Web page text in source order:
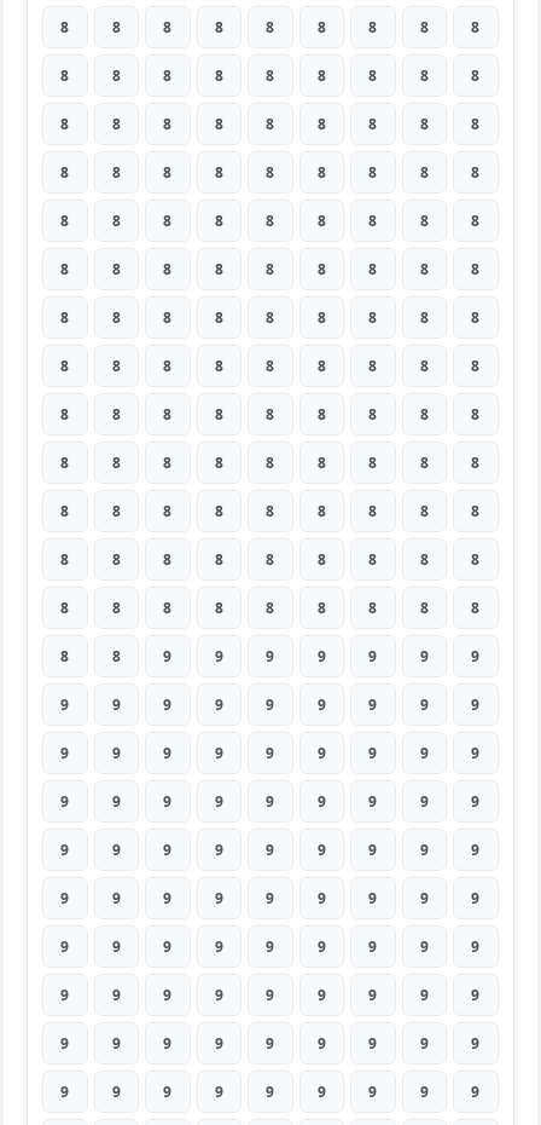
8 8 8 8 8 8 8 8 8
8 8 8 8 8 8 8 8 8
8 8 8 8 8 8 8 8 8
8 8 8 8 8 8 8 8 8
8 8 8 8 8 8 8 8 8
8 8 8 8 8 8 8 8 8
8 8 8 8 8 8 8 8 8
8 8 8 8 8 8 8 8 8
8 8 8 8 8 8 8 8 8
8 8 8 8 8 8 8 8 8
8 8 8 8 8 8 8 8 8
8 8 8 8 8 8 8 8 8
8 8 8 8 8 8 8 8 8
8 8 9 9 9 9 9 9 9
9 9 9 9 9 9 9 9 9
9 9 9 9 9 9 9 9 9
9 9 9 9 9 9 9 9 9
9 9 9 9 9 9 9 9 9
9 9 9 9 9 9 9 9 9
9 9 9 9 9 9 9 9 9
9 9 9 9 9 9 9 9 9
9 9 9 9 9 9 9 9 9
9 9 9 9 9 9 9 9 9